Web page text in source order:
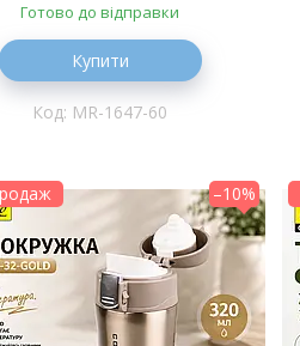
Готово до відправки
Купити
MR-1647-60
–10%